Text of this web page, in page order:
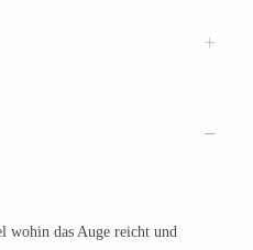
wohin das Auge reicht und